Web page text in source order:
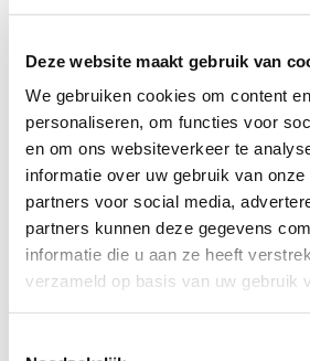
Deze website maakt gebruik van
We gebruiken cookies om content
personaliseren, om functies voor
en om ons websiteverkeer te
informatie over uw gebruik van
partners voor social media,
partners kunnen deze gegevens
informatie die u aan ze heeft
verzameld op basis van uw gebruik
Multidisciplinair
Zuidwest